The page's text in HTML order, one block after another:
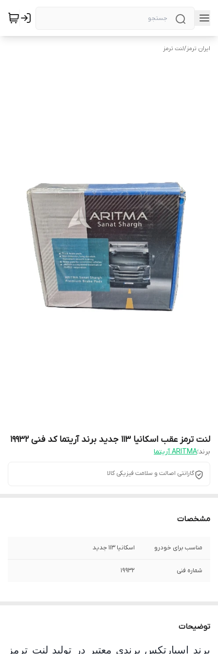
ایران ترمز/لنت ترمز
لنت ترمز عقب اسکانیا 113 جدید برند آریتما کد فنی 19932
برند:
گارانتی اصالت و سلامت فیزیکی کالا
مشخصات
مناسب برای خودرو اسکانیا 113 جدید
شماره فنی 19932
توضیحات
برند اسپارتکس برندی معتبر در تولید لنت ترمز